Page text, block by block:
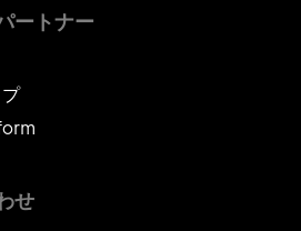
せ
ートナー